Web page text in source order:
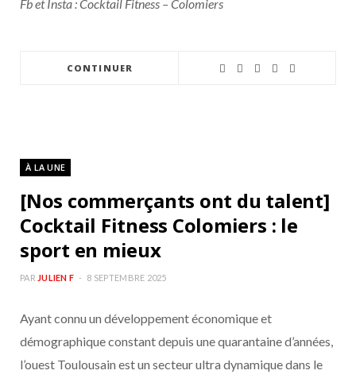
Fb et Insta : Cocktail Fitness – Colomiers
CONTINUER
À LA UNE
[Nos commerçants ont du talent]
Cocktail Fitness Colomiers : le
sport en mieux
PAR JULIEN F 8 SEPTEMBRE 2025
Ayant connu un développement économique et
démographique constant depuis une quarantaine d’années,
l’ouest Toulousain est un secteur ultra dynamique dans le